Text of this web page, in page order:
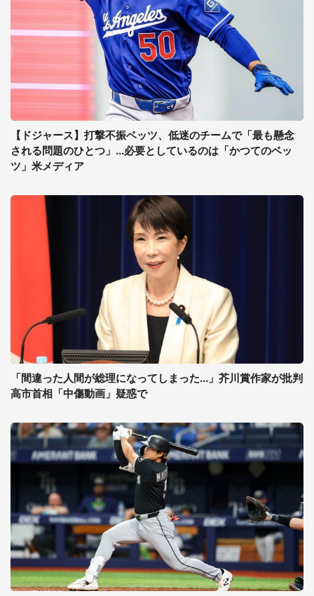
【ドジャース】打撃不振ベッツ、低迷のチームで「最も懸念
される問題のひとつ」...必要としているのは「かつてのベッ
ツ」米メディア
「間違った人間が総理になってしまった...」芥川賞作家が批判
高市首相「中傷動画」疑惑で